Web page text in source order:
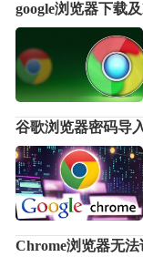
google浏览器下载
谷歌浏览器密码导
Chrome浏览器无